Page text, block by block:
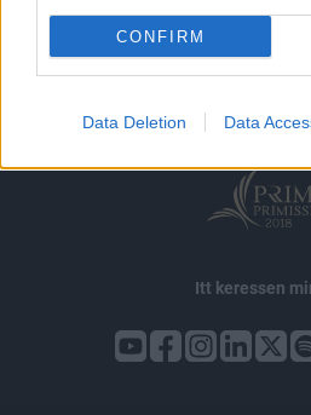
CONFIRM
Data Deletion Data
impresszum
jogi nyilatkozat
adatvédelem
szerzői jogok
kommentkezelés
Itt keressen